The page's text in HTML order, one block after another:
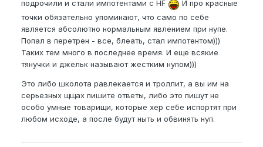
подрочили и стали импотентами с HF
И про красные
точки обязательно упоминают, что само по себе
является абсолютно нормальным явлением при нупе.
Попал в перетрен - все, блеать, стал импотентом)))
Таких тем много в последнее время. И еще всякие
тянучки и джельк называют жестким нупом)))
Это либо школота равлекается и троллит, а вы им на
серьезных щщах пишите ответы, либо это пишут не
особо умные товарищи, которые хер себе испортят при
любом исходе, а после будут ныть и обвинять нуп.